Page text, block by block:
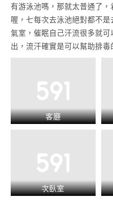
有游泳池嗎，那就太普通了
喔，七每次去泳池絕對都不
氣室，催眠自己汗流很多就
出，流汗確實是可以幫助排毒
客廳
次臥室